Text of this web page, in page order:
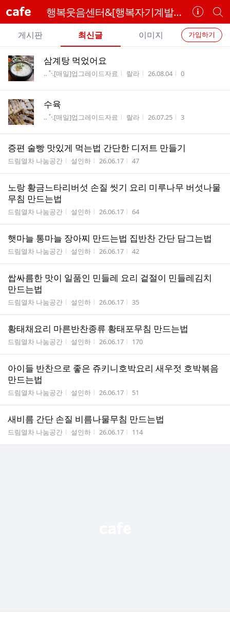
cafe 행복웃음센터&[행복자기계발연구소]
카
페
정
보
개
별
카
페
카
페
메
뉴
가입하기
게시판 최신글 이미지
전
체
글
리
삼계탕 먹었어요
게시판명
‥ ˚·.[매일]업그레이드자료 작성자
랄라 작성시간
26.08.04 조회수
0
수육
게시판명
‥ ˚·.[매일]업그레이드자료 작성자
랄라 작성시간
26.07.25 조회수
3
증편 술빵 맛있게 먹는법 간단한 디저트 만들기
게시판명
드림열차 나눔공간 작성자
설인하 작성시간
26.06.17 조회수
47
노랑 황금느타리버섯 손질 씻기 요리 미루나무 버섯나물
무침 만드는법
게시판명
드림열차 나눔공간 작성자
설인하 작성시간
26.06.17 조회수
64
햇마늘 통마늘 장아찌 만드는법 집반찬 간단 담그는법
게시판명
드림열차 나눔공간 작성자
설인하 작성시간
26.06.17 조회수
42
쌉싸름한 맛이 일품인 민들레 요리 겉절이 민들레김치
만드는법
게시판명
드림열차 나눔공간 작성자
설인하 작성시간
26.06.17 조회수
35
황태채요리 마른반찬종류 황태포무침 만드는법
게시판명
드림열차 나눔공간 작성자
설인하 작성시간
26.06.17 조회수
170
아이들 반찬으로 좋은 쥬키니호박요리 새우젓 호박볶음
만드는법
게시판명
드림열차 나눔공간 작성자
설인하 작성시간
26.06.17 조회수
51
새비름 간단 손질 비름나물무침 만드는법
게시판명
드림열차 나눔공간 작성자
설인하 작성시간
26.06.17 조회수
114